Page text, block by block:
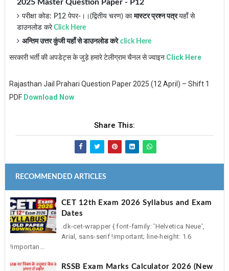
2025 Master Question Paper - P12
परीक्षा कोड: P12 पेपर-। ।(द्वितीयचरण) कामास्टर प्रश्न पत्रयहाँ से
डाउनलोड करेClick Here
अन्तिम उत्तर कुंजी यहाँ से डाउनलोड करे click Here
सरकारी भर्ती की अपडेट्स के जुड़े हमारे टेलीग्राम चैनल से ज्वाइन Click Here
Rajasthan Jail Prahari Question Paper 2025 (12 April) – Shift 1
PDF Download Now
Share This:
RECOMMENDED ARTICLES
CET 12th Exam 2026 Syllabus and Exam
Dates
.dk-cet-wrapper { font-family: 'Helvetica Neue',
Arial, sans-serif !important; line-height: 1.6
!importan...
RSSB Exam Marks Calculator 2026 (New